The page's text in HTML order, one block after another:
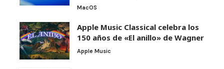
MacOS
Apple Music Classical celebra los
150 años de «El anillo» de Wagner
Apple Music